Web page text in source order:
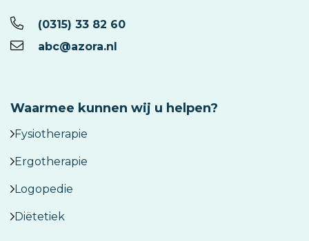
(0315) 33 82 60
abc@azora.nl
Waarmee kunnen wij u helpen?
Fysiotherapie
Ergotherapie
Logopedie
Diëtetiek